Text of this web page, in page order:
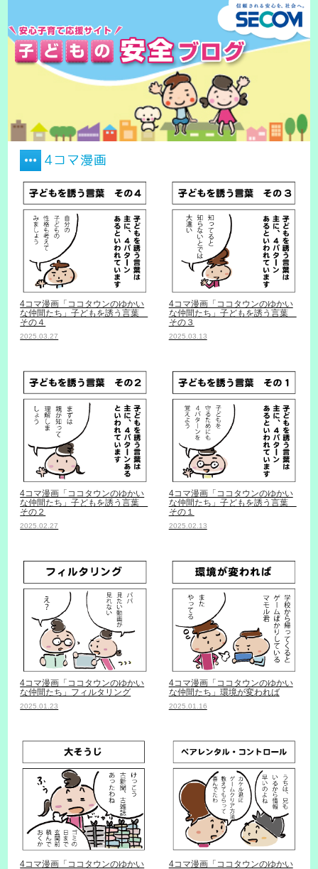
4コマ漫画
4コマ漫画「ココタウンのゆかい
な仲間たち」子どもを誘う言葉
その４
2025.03.27
4コマ漫画「ココタウンのゆかい
な仲間たち」子どもを誘う言葉
その３
2025.03.13
4コマ漫画「ココタウンのゆかい
な仲間たち」子どもを誘う言葉
その２
2025.02.27
4コマ漫画「ココタウンのゆかい
な仲間たち」子どもを誘う言葉
その１
2025.02.13
4コマ漫画「ココタウンのゆかい
な仲間たち」フィルタリング
2025.01.23
4コマ漫画「ココタウンのゆかい
な仲間たち」環境が変われば
2025.01.16
4コマ漫画「ココタウンのゆかい
4コマ漫画「ココタウンのゆかい